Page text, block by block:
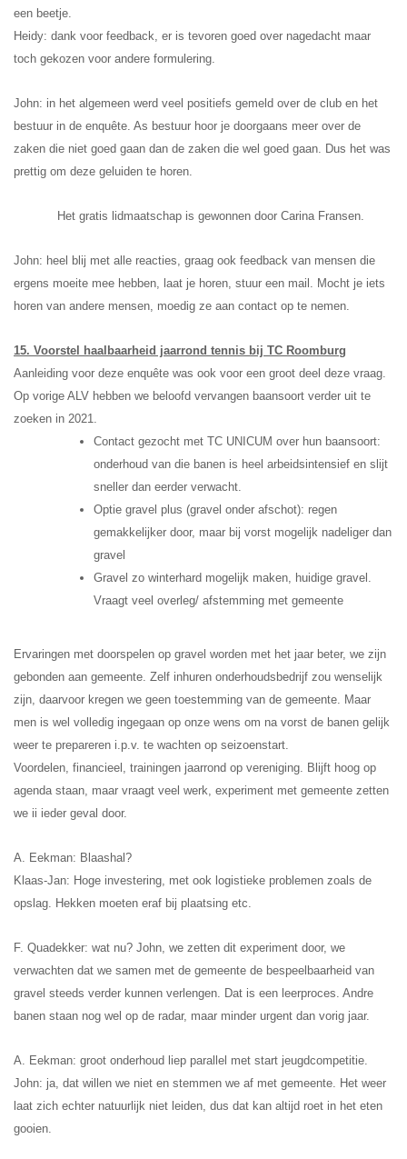
een beetje.
Heidy: dank voor feedback, er is tevoren goed over nagedacht maar
toch gekozen voor andere formulering.
John: in het algemeen werd veel positiefs gemeld over de club en het
bestuur in de enquête. As bestuur hoor je doorgaans meer over de
zaken die niet goed gaan dan de zaken die wel goed gaan. Dus het was
prettig om deze geluiden te horen.
Het gratis lidmaatschap is gewonnen door Carina Fransen.
John: heel blij met alle reacties, graag ook feedback van mensen die
ergens moeite mee hebben, laat je horen, stuur een mail. Mocht je iets
horen van andere mensen, moedig ze aan contact op te nemen.
15. Voorstel haalbaarheid jaarrond tennis bij TC Roomburg
Aanleiding voor deze enquête was ook voor een groot deel deze vraag.
Op vorige ALV hebben we beloofd vervangen baansoort verder uit te
zoeken in 2021.
Contact gezocht met TC UNICUM over hun baansoort:
onderhoud van die banen is heel arbeidsintensief en slijt
sneller dan eerder verwacht.
Optie gravel plus (gravel onder afschot): regen
gemakkelijker door, maar bij vorst mogelijk nadeliger dan
gravel
Gravel zo winterhard mogelijk maken, huidige gravel.
Vraagt veel overleg/ afstemming met gemeente
Ervaringen met doorspelen op gravel worden met het jaar beter, we zijn
gebonden aan gemeente. Zelf inhuren onderhoudsbedrijf zou wenselijk
zijn, daarvoor kregen we geen toestemming van de gemeente. Maar
men is wel volledig ingegaan op onze wens om na vorst de banen gelijk
weer te prepareren i.p.v. te wachten op seizoenstart.
Voordelen, financieel, trainingen jaarrond op vereniging. Blijft hoog op
agenda staan, maar vraagt veel werk, experiment met gemeente zetten
we ii ieder geval door.
A. Eekman: Blaashal?
Klaas-Jan: Hoge investering, met ook logistieke problemen zoals de
opslag. Hekken moeten eraf bij plaatsing etc.
F. Quadekker: wat nu? John, we zetten dit experiment door, we
verwachten dat we samen met de gemeente de bespeelbaarheid van
gravel steeds verder kunnen verlengen. Dat is een leerproces. Andre
banen staan nog wel op de radar, maar minder urgent dan vorig jaar.
A. Eekman: groot onderhoud liep parallel met start jeugdcompetitie.
John: ja, dat willen we niet en stemmen we af met gemeente. Het weer
laat zich echter natuurlijk niet leiden, dus dat kan altijd roet in het eten
gooien.